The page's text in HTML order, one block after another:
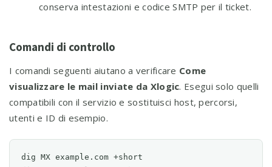
conserva intestazioni e codice SMTP per il ticket.
Comandi di controllo
I comandi seguenti aiutano a verificare Come
visualizzare le mail inviate da Xlogic. Esegui solo quelli
compatibili con il servizio e sostituisci host, percorsi,
utenti e ID di esempio.
dig MX example.com +short